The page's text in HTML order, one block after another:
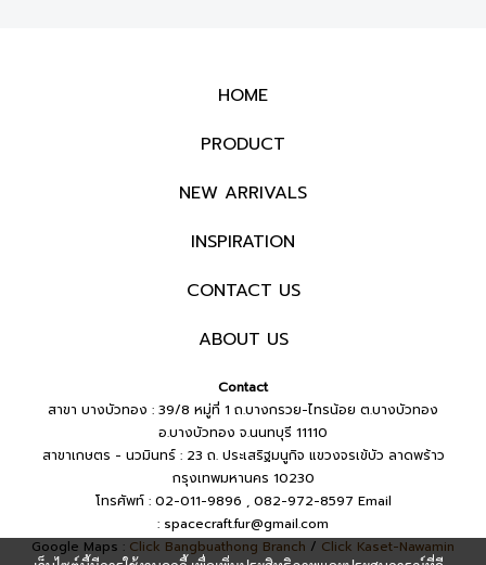
HOME
PRODUCT
NEW ARRIVALS
INSPIRATION
CONTACT US
ABOUT US
Contact
สาขา บางบัวทอง : 39/8 หมู่ที่ 1 ถ.บางกรวย-ไทรน้อย ต.บางบัวทอง
อ.บางบัวทอง จ.นนทบุรี 11110
สาขาเกษตร - นวมินทร์ : 23 ถ. ประเสริฐมนูกิจ แขวงจรเข้บัว ลาดพร้าว
กรุงเทพมหานคร 10230
โทรศัพท์ : 02-011-9896 , 082-972-8597 Email
: spacecraft.fur@gmail.com
Google Maps : Click Bangbuathong Branch / Click Kaset-Nawamin